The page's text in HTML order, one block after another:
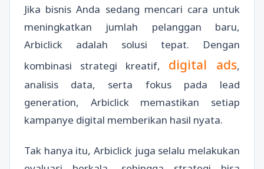
Jika bisnis Anda sedang mencari cara untuk
meningkatkan jumlah pelanggan baru,
Arbiclick adalah solusi tepat. Dengan
kombinasi strategi kreatif, digital ads,
analisis data, serta fokus pada lead
generation, Arbiclick memastikan setiap
kampanye digital memberikan hasil nyata.
Tak hanya itu, Arbiclick juga selalu melakukan